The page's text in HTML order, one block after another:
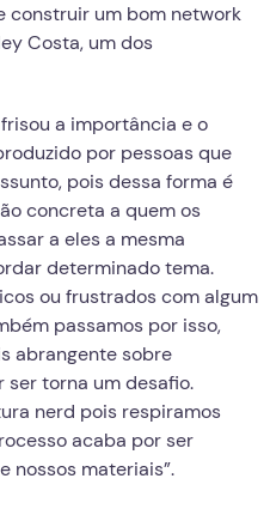
construir um bom network
Costa, um dos
a importância e o
por pessoas que
pois dessa forma é
concreta a quem os
a eles a mesma
determinado tema.
ou frustrados com algum
passamos por isso,
abrangente sobre
torna um desafio.
nerd pois respiramos
acaba por ser
nossos materiais”.